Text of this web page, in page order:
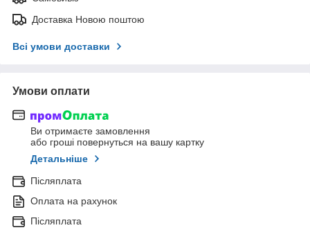
Доставка Новою поштою
Всі умови доставки
Умови оплати
Ви отримаєте замовлення
або гроші повернуться на вашу картку
Детальніше
Післяплата
Оплата на рахунок
Післяплата